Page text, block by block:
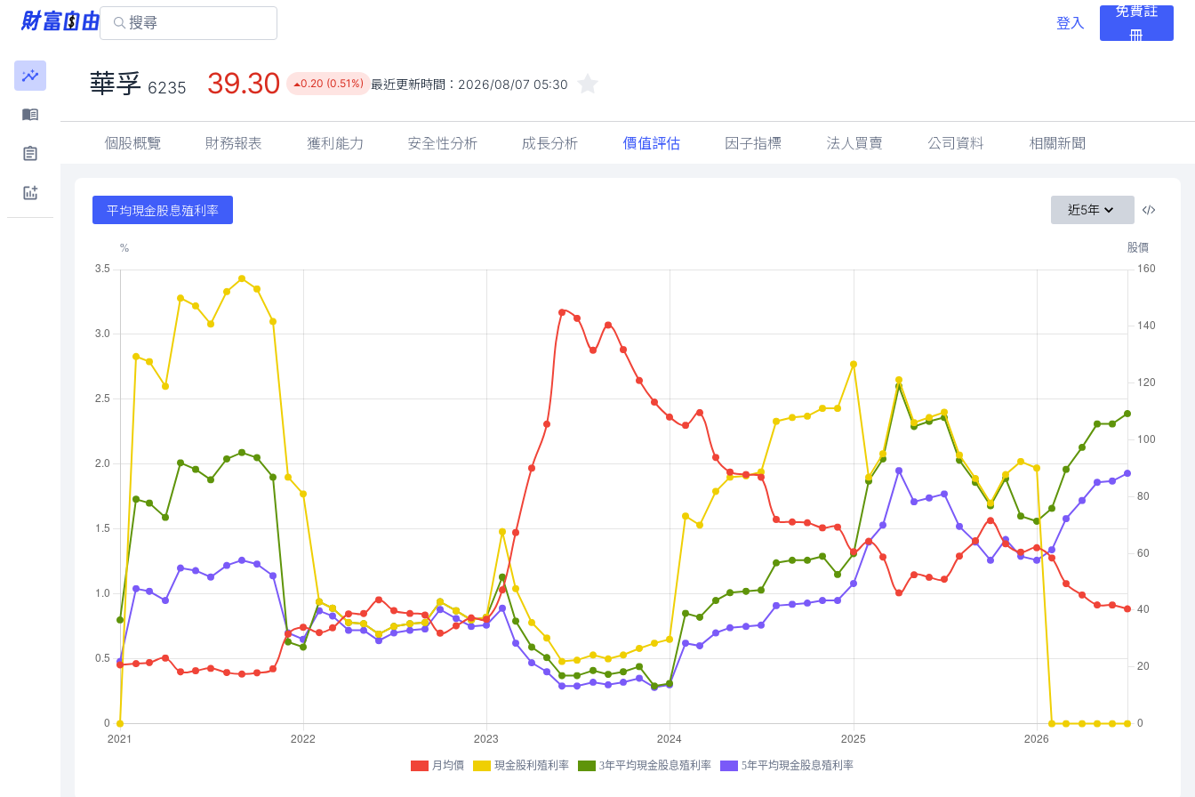
登入
免費註
冊
華孚 6235 39.30 0.20 (0.51%) 最近更新時間： 2026/08/07 05:30
個股概覽 財務報表 獲利能力 安全性分析 成長分析 價值評估 因子指標 法人買賣 公司資料 相關新聞
平均現金股息殖利率 近5年
月均價 現金股利殖利率 3年平均現金股息殖利率 5年平均現金股息殖利率